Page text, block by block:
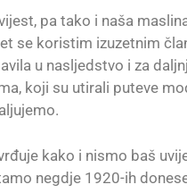
pa tako i naša
se koristim izuzetnim
u nasljedstvo i za
koji su utirali puteve
kako i nismo baš
negdje 1920-ih